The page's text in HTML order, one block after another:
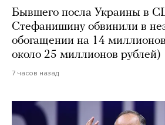
Бывшего посла Украины в
Стефанишину обвинили в
обогащении на 14
около 25 миллионов рублей)
7 часов назад